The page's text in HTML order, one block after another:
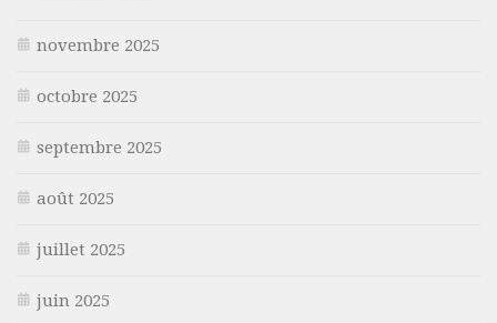
novembre 2025
octobre 2025
septembre 2025
août 2025
juillet 2025
juin 2025